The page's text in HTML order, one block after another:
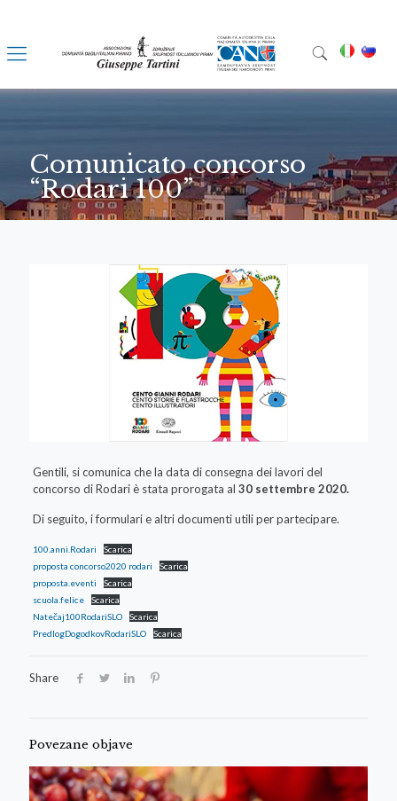
Comunicato concorso
“Rodari 100”
Gentili, si comunica che la data di consegna dei lavori del
concorso di Rodari è stata prorogata al 30 settembre 2020.
Di seguito, i formulari e altri documenti utili per partecipare.
100.anni.Rodari
Scarica
proposta concorso2020 rodari
Scarica
proposta.eventi
Scarica
scuola.felice
Scarica
Natečaj100RodariSLO
Scarica
PredlogDogodkovRodariSLO
Scarica
Share
Povezane objave